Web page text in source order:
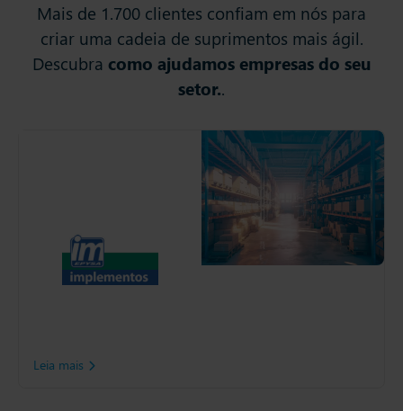
Mais de 1.700 clientes confiam em nós para
criar uma cadeia de suprimentos mais ágil.
Descubra como ajudamos empresas do seu
setor..
acessórios para o setor de
transportes na América
Latina. Após uma iniciativa
estratégica, a empresa
Leia mais